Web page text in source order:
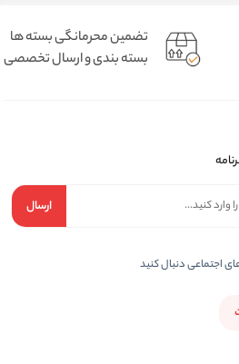
تضمین محرمانگی بسته ها
بسته بندی و ارسال تخصصی
ارسال
اجتماعی دنبال کنید